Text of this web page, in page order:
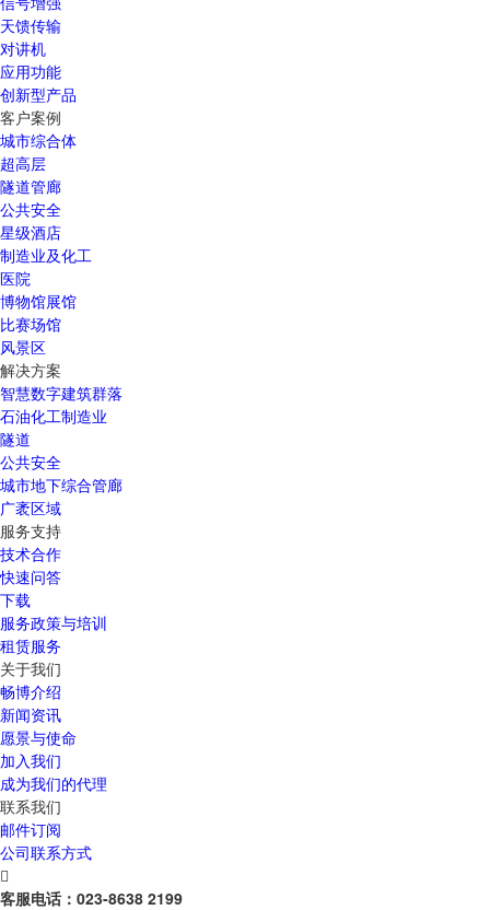
天馈传输
对讲机
应用功能
创新型产品
客户案例
城市综合体
超高层
隧道管廊
公共安全
星级酒店
制造业及化工
医院
博物馆展馆
比赛场馆
风景区
解决方案
智慧数字建筑群落
石油化工制造业
隧道
公共安全
城市地下综合管廊
广袤区域
服务支持
技术合作
快速问答
下载
服务政策与培训
租赁服务
关于我们
畅博介绍
新闻资讯
愿景与使命
加入我们
成为我们的代理
联系我们
邮件订阅
公司联系方式

客服电话： 023-8638 2199